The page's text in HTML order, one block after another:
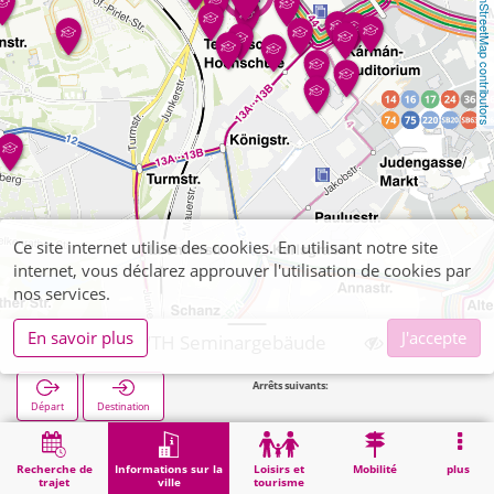
OpenStreetMap contributors
Recherche de
trajet
Informations sur la
ville
Loisirs et
tourisme
Mobilité plus
Aachen, RWTH Seminargebäude
Départ Destination
Arrêts suivants:
Démarrage Informations sur la ville
Établissements universitaires et écoles supérieures
Aachen, RWTH Seminargebäude
Ce site internet utilise des cookies. En utilisant notre site
internet, vous déclarez approuver l'utilisation de cookies par
nos services.
En savoir plus
J'accepte